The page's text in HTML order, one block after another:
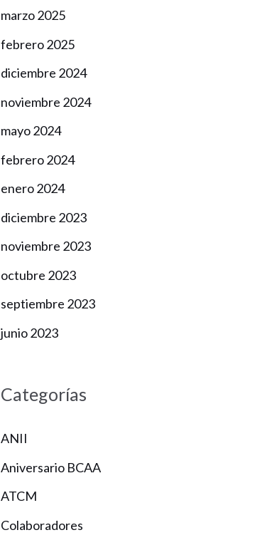
marzo 2025
febrero 2025
diciembre 2024
noviembre 2024
mayo 2024
febrero 2024
enero 2024
diciembre 2023
noviembre 2023
octubre 2023
septiembre 2023
junio 2023
Categorías
ANII
Aniversario BCAA
ATCM
Colaboradores